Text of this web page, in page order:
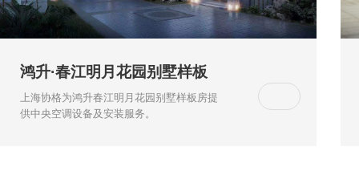
鸿升·春江明月花园别墅样板
房工程
上海协格为鸿升春江明月花园别墅样板房提
供中央空调设备及安装服务。